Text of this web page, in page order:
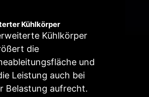
Kühlkörper
Kühlkörper
die
und
Leistung auch bei
Belastung aufrecht.
Betrieb mit einem
Klick.
Intelligenter
Lüfter &
Manueller
Lüfter